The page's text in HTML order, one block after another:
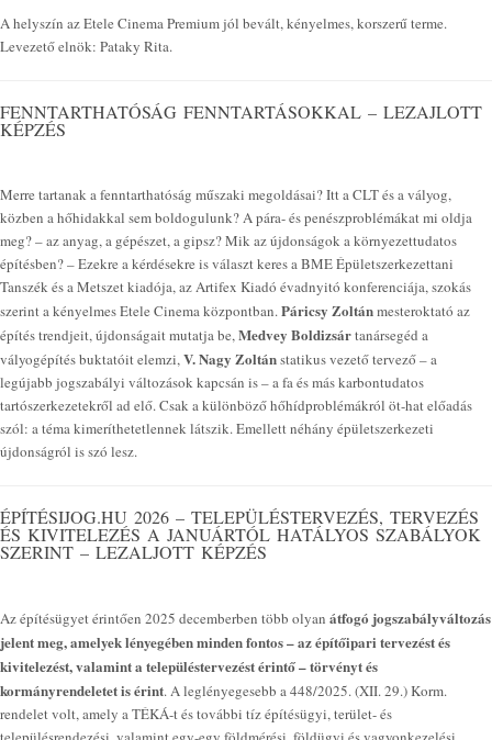
A helyszín az Etele Cinema Premium jól bevált, kényelmes, korszerű terme.
Levezető elnök: Pataky Rita.
FENNTARTHATÓSÁG FENNTARTÁSOKKAL – LEZAJLOTT
KÉPZÉS
Merre tartanak a fenntarthatóság műszaki megoldásai? Itt a CLT és a vályog,
közben a hőhidakkal sem boldogulunk? A pára- és penészproblémákat mi oldja
meg? – az anyag, a gépészet, a gipsz? Mik az újdonságok a környezettudatos
építésben? – Ezekre a kérdésekre is választ keres a BME Épületszerkezettani
Tanszék és a Metszet kiadója, az Artifex Kiadó évadnyitó konferenciája, szokás
szerint a kényelmes Etele Cinema központban.Páricsy Zoltánmesteroktató az
építés trendjeit, újdonságait mutatja be,Medvey Boldizsártanársegéd a
vályogépítés buktatóit elemzi,V. Nagy Zoltánstatikus vezető tervező – a
legújabb jogszabályi változások kapcsán is – a fa és más karbontudatos
tartószerkezetekről ad elő. Csak a különböző hőhídproblémákról öt-hat előadás
szól: a téma kimeríthetetlennek látszik. Emellett néhány épületszerkezeti
újdonságról is szó lesz.
ÉPÍTÉSIJOG.HU 2026 – TELEPÜLÉSTERVEZÉS, TERVEZÉS
ÉS KIVITELEZÉS A JANUÁRTÓL HATÁLYOS SZABÁLYOK
SZERINT – LEZALJOTT KÉPZÉS
Az építésügyet érintően 2025 decemberben több olyan átfogó jogszabályváltozás
jelent meg, amelyek lényegében minden fontos – az építőipari tervezést és
kivitelezést, valamint a településtervezést érintő – törvényt és
kormányrendeletet is érint. A leglényegesebb a 448/2025. (XII. 29.) Korm.
rendelet volt, amely a TÉKÁ-t és további tíz építésügyi, terület- és